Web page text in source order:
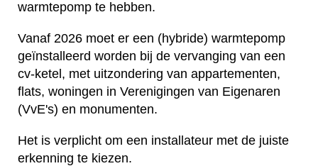
warmtepomp te hebben.
Vanaf 2026 moet er een (hybride) warmtepomp
geïnstalleerd worden bij de vervanging van een
cv-ketel, met uitzondering van appartementen,
flats, woningen in Verenigingen van Eigenaren
(VvE's) en monumenten.
Het is verplicht om een installateur met de juiste
erkenning te kiezen.